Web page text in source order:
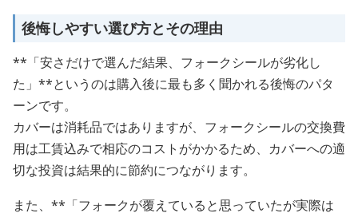
後悔しやすい選び方とその理由
**「安さだけで選んだ結果、フォークシールが劣化し
た」**というのは購入後に最も多く聞かれる後悔のパタ
ーンです。
カバーは消耗品ではありますが、フォークシールの交換費
用は工賃込みで相応のコストがかかるため、カバーへの適
切な投資は結果的に節約につながります。
また、**「フォークが覆えていると思っていたが実際は